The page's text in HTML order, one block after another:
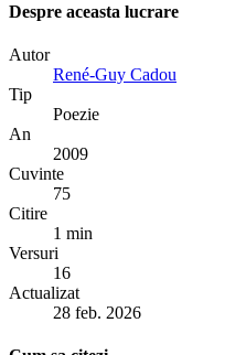
Despre aceasta lucrare
Autor
René-Guy Cadou
Tip
Poezie
An
2009
Cuvinte
75
Citire
1 min
Versuri
16
Actualizat
28 feb. 2026